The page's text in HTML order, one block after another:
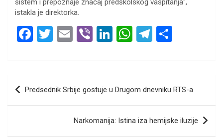
sistem i prepoznaje značaj predškolskog vaspitanja“,
istakla je direktorka.
F
ce
b
o
T
tt
er
E
ail
Vi
er
Li
ke
dI
n
W
at
A
p
p
T
e
gr
a
m
ar
e
Кретање
чланка
Predsednik Srbije gostuje u Drugom dnevniku RTS-a
Narkomanija: Istina iza hemijske iluzije